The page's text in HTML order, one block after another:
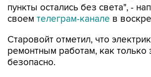
пункты остались без света", -
своем телеграм-канале в
Старовойт отметил, что
ремонтным работам, как только
безопасно.